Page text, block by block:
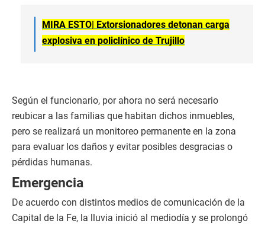
MIRA ESTO| Extorsionadores detonan carga
explosiva en policlínico de Trujillo
Según el funcionario, por ahora no será necesario
reubicar a las familias que habitan dichos inmuebles,
pero se realizará un monitoreo permanente en la zona
para evaluar los daños y evitar posibles desgracias o
pérdidas humanas.
Emergencia
De acuerdo con distintos medios de comunicación de la
Capital de la Fe, la lluvia inició al mediodía y se prolongó